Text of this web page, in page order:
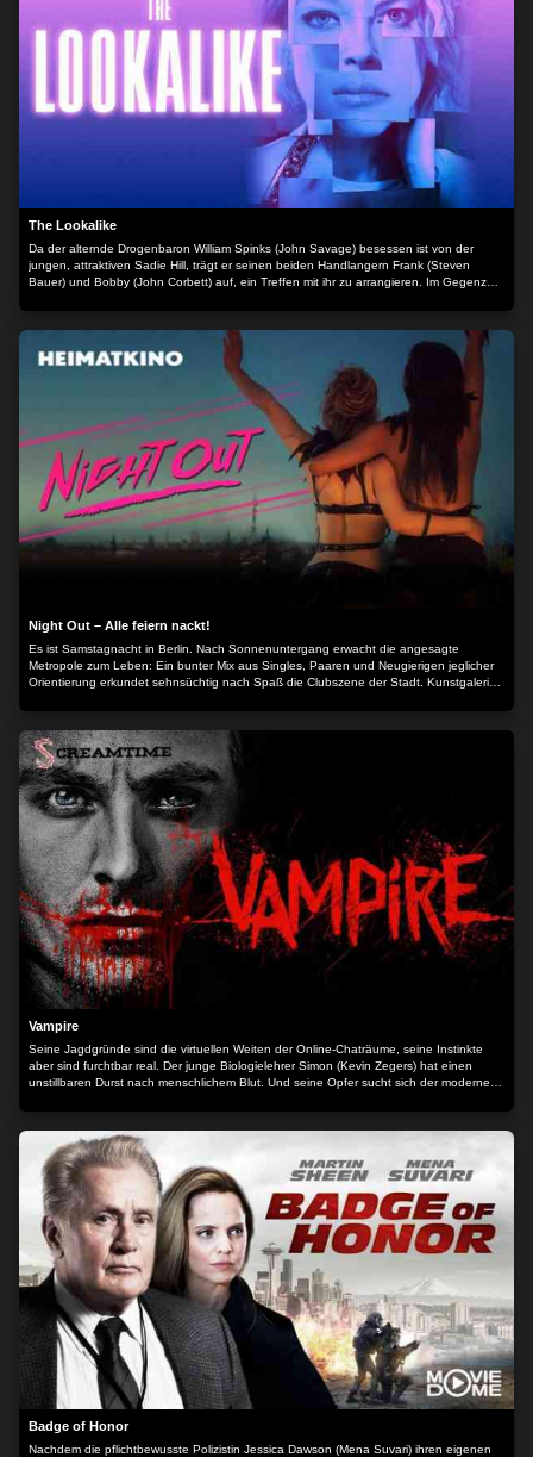
The Lookalike
Da der alternde Drogenbaron William Spinks (John Savage) besessen ist von der
jungen, attraktiven Sadie Hill, trägt er seinen beiden Handlangern Frank (Steven
Bauer) und Bobby (John Corbett) auf, ein Treffen mit ihr zu arrangieren. Im Gegenzug
künftig in der ersten Liga zu spielen, machen die beiden Sadie ausfindig, jedoch
überlebt sie dieses Treffen nicht. Da der Deal ohne sie nicht zustande kommt und aus
Angst vor weiteren Konsequenzen beschließen Frank und Bobby, Ersatz für sie zu
finden. Für die perfekte Doppelgängerin schreiben sie 300.000 Dollar als Belohnung
aus. Joe Mulligan (Jerry O'Connell) ergreift die Gelegenheit, um damit seinem
hochverschuldeten Bruder Holt (Justin Long) aus der Patsche helfen. Wenig später
stößt Holt zufällig auf ein Mädchen namens Lacey (Gillian Jacobs), das der
Verstorbenen tatsächlich zum Verwechseln ähnlich sieht... Der Inhalt wird bereitgestellt
von: PLAION PICTURES GmbH, Lochhamer Str. 9, 82152 Planegg/München
Night Out – Alle feiern nackt!
Es ist Samstagnacht in Berlin. Nach Sonnenuntergang erwacht die angesagte
Metropole zum Leben: Ein bunter Mix aus Singles, Paaren und Neugierigen jeglicher
Orientierung erkundet sehnsüchtig nach Spaß die Clubszene der Stadt. Kunstgalerist
die angesagtesten Clubs, während Lena und ihre Geliebte Ingrid auf den Syrer Amir
treffen, dessen anfängliche Schüchternheit sie zu immer neuen Spielen reizt. Martha
und Sebastian versuchen im Nachtleben einen Investor zu finden und die junge Layla
sucht unter Neonlicht und treibendem Bass nach dem Vater ihres ungeborenen
Kindes. Während einer durchtanzten Nacht im berüchtigten Club KIT KAT kreuzen und
entzweien sich hier die Wege einer rastlosen Clique im Sog der Großstadt. Eine
rauschhafte Party bis zum Morgengrauen, die keiner von ihnen je vergessen wird…
Der Inhalt wird bereitgestellt von: PLAION PICTURES GmbH, Lochhamer Str. 9, 82152
Planegg/München
Vampire
Seine Jagdgründe sind die virtuellen Weiten der Online-Chaträume, seine Instinkte
aber sind furchtbar real. Der junge Biologielehrer Simon (Kevin Zegers) hat einen
unstillbaren Durst nach menschlichem Blut. Und seine Opfer sucht sich der moderne
suizidgefährdeten Frauen, für welche die dunklen Begierden ihres Killers zur Erlösung
führen sollen... Der Inhalt wird bereitgestellt von: PLAION PICTURES GmbH,
Lochhamer Str. 9, 82152 Planegg/München
Badge of Honor
Nachdem die pflichtbewusste Polizistin Jessica Dawson (Mena Suvari) ihren eigenen